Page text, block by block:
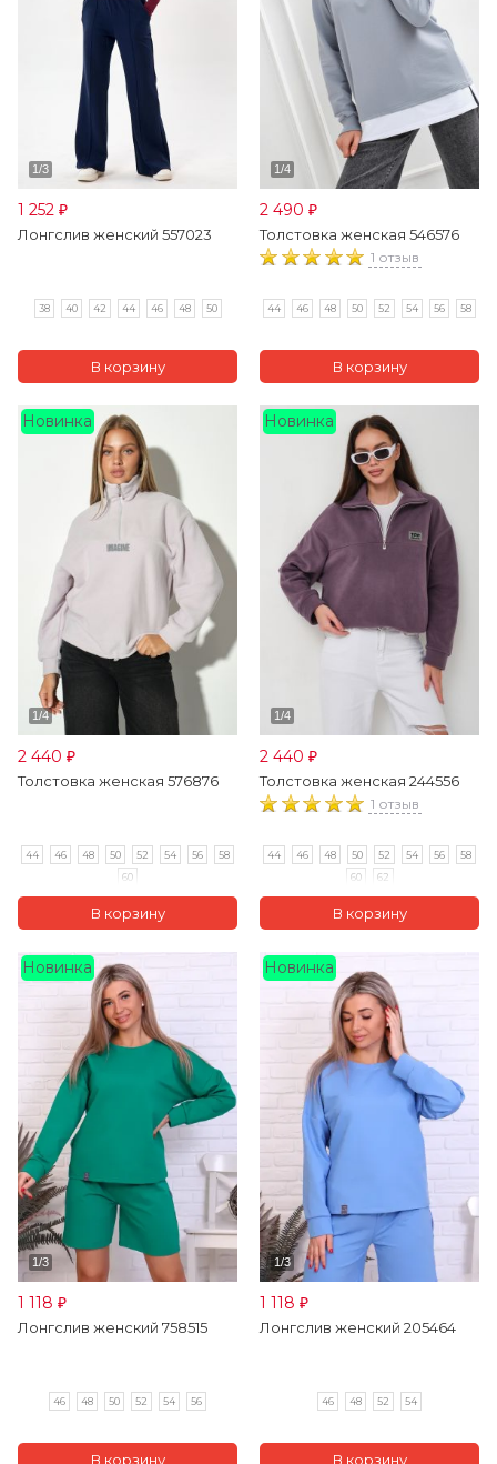
1 252 ₽
Лонгслив женский 557023
38 40 42 44 46 48 50
2 490 ₽
Толстовка женская 546576
1 отзыв
44 46 48 50 52 54 56 58
Новинка
2 440 ₽
Толстовка женская 576876
44 46 48 50 52 54 56
58
60
Новинка
2 440 ₽
Толстовка женская 244556
1 отзыв
44 46 48 50 52 54 56
58
60
62
Новинка
1 118 ₽
Лонгслив женский 758515
46 48 50 52 54 56
Новинка
1 118 ₽
Лонгслив женский 205464
46 48 52 54